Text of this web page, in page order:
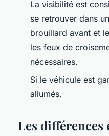
La visibilité est
se retrouver dans
brouillard avant et
les feux de
nécessaires.
Si le véhicule est
allumés.
Les différences